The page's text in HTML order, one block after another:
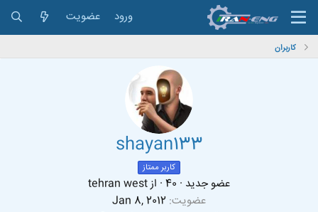
ورود عضویت
کاربران
shayan133
کاربر ممتاز
عضو جدید ·
· ازtehran west
عضویت Jan 8, 2012